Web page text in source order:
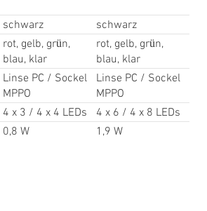
schwarz
schwarz
rot, gelb, grün,
blau, klar
rot, gelb, grün,
blau, klar
Linse PC / Sockel
MPPO
Linse PC / Sockel
MPPO
4 x 3 / 4 x 4 LEDs
4 x 6 / 4 x 8 LEDs
0,8 W 1,9 W